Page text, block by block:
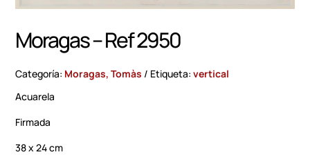
Moragas – Ref 2950
Categoría: Moragas, Tomàs Etiqueta:vertical
Acuarela
Firmada
38 x 24 cm